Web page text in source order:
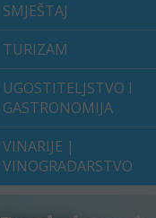
SMJEŠTAJ
TURIZAM
UGOSTITELJSTVO I
GASTRONOMIJA
VINARIJE |
VINOGRADARSTVO